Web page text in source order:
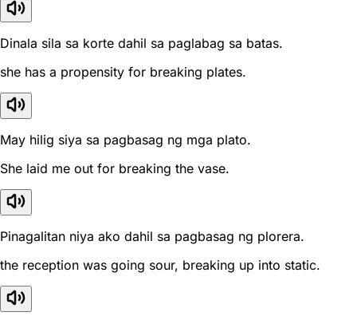
Dinala sila sa korte dahil sa paglabag sa batas.
she has a propensity for breaking plates.
May hilig siya sa pagbasag ng mga plato.
She laid me out for breaking the vase.
Pinagalitan niya ako dahil sa pagbasag ng plorera.
the reception was going sour, breaking up into static.